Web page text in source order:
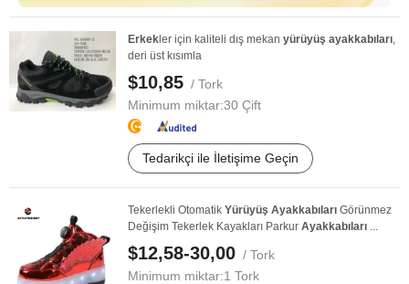
Erkek ler için kaliteli dış mekan yürüyüş ayakkabıları,
deri üst kısımla
$10,85 / Tork
Minimum miktar:30 Çift
Tedarikçi ile İletişime Geçin
Tekerlekli Otomatik Yürüyüş Ayakkabıları Görünmez
Değişim Tekerlek Kayakları Parkur Ayakkabıları ...
$12,58-30,00 / Tork
Minimum miktar:1 Tork